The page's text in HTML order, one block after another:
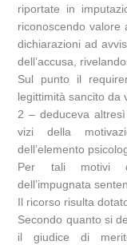
riportate in
riconoscendo valore
dichiarazioni ad
dell’accusa,
Sul punto il
legittimità sancito da
2 – deduceva altresì
vizi della
dell’elemento
Per tali motivi
dell’impugnata
Il ricorso risulta
Secondo quanto si
il giudice di